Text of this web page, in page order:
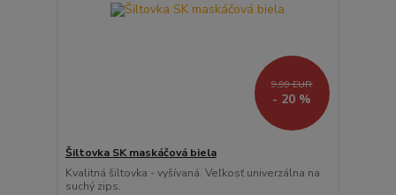
9,99 EUR
- 20 %
Šiltovka SK maskáčová biela
Kvalitná šiltovka - vyšívaná. Veľkosť univerzálna na
suchý zips.